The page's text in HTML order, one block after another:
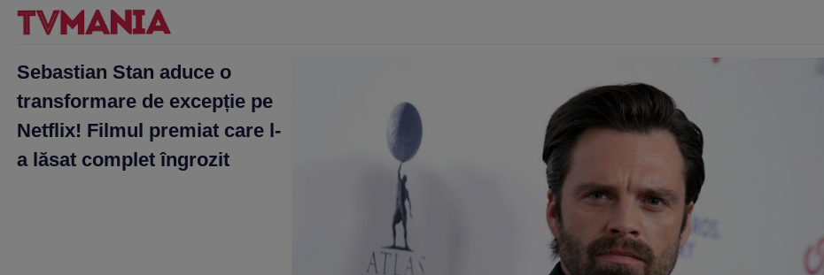
Sebastian Stan aduce o
transformare de excepție pe
Netflix! Filmul premiat care l-
a lăsat complet îngrozit